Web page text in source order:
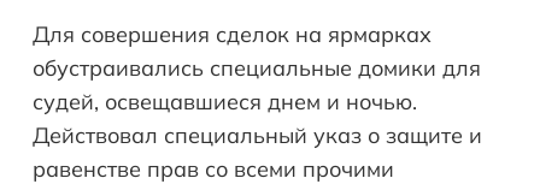
Для совершения сделок на ярмарках
обустраивались специальные домики для
судей, освещавшиеся днем и ночью.
Действовал специальный указ о защите и
равенстве прав со всеми прочими